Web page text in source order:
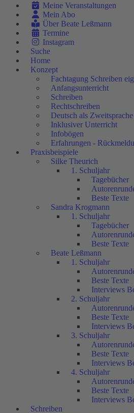
Meine Veranstaltungen
Mein Abo
Über Beate Leßmann
Termine
Instagram
Suche
Home
Konzept
Fachtagung Schreiben
Anfangsunterricht
Schreiben
Rechtschreiben
Deutsch als
Inklusiver Unterricht
Infobögen
Erfahrungen -
Praxisbeispiele
Silke Theurich
1. Schuljahr
Tagebücher
Beste Texte
Sandra Krogmann
1. Schuljahr
Tagebücher
Beste Texte
Beate Leßmann
1. Schuljahr
Beste Texte
Interviews
2. Schuljahr
Beste Texte
Interviews
3. Schuljahr
Beste Texte
Interviews
4. Schuljahr
Beste Texte
Interviews
Schreiben